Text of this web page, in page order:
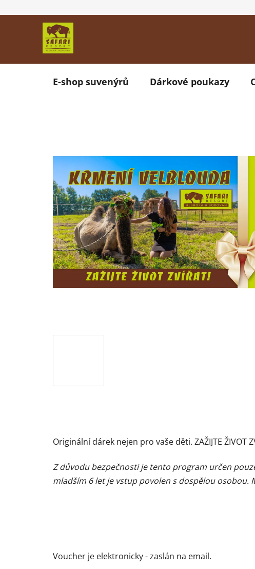
na
E-shop suvenýrů Dárkové poukazy
Originální dárek nejen pro vaše děti. ZAŽIJTE ŽIVOT
Z důvodu bezpečnosti je tento program určen
mladším 6 let je vstup povolen s dospělou osobou.
Voucher je elektronicky - zaslán na email.